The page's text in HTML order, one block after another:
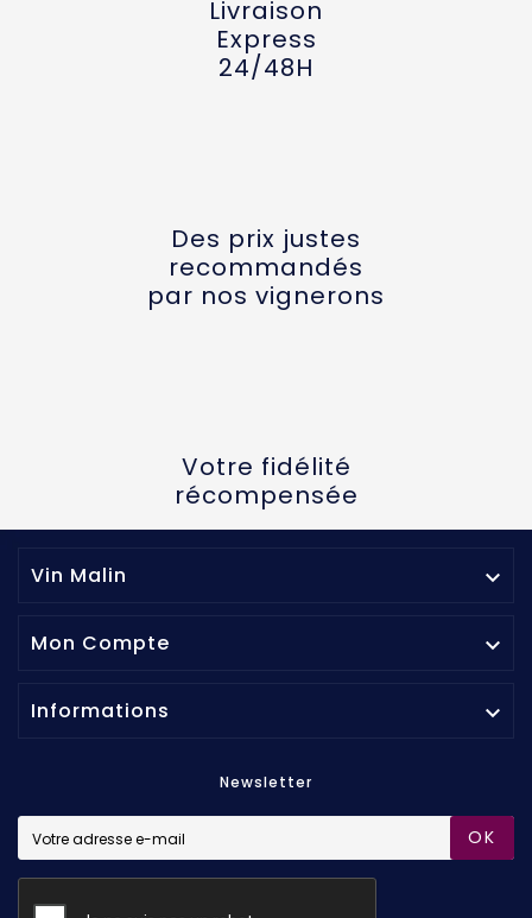
Livraison
Express
24/48H
Des prix justes
recommandés
par nos vignerons
Votre fidélité
récompensée
Vin Malin 
Mon Compte 
Informations 
Newsletter
OK